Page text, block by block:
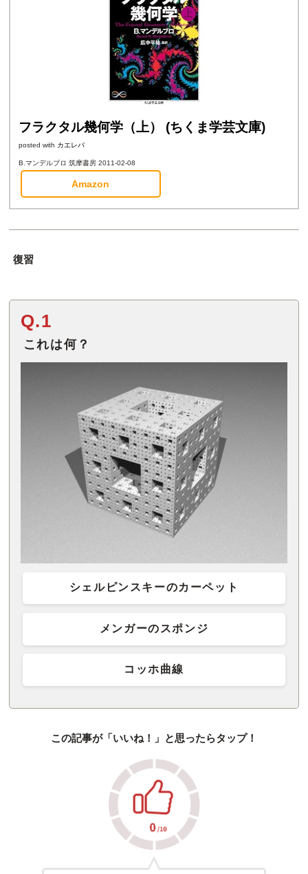
フラクタル幾何学（上） (ちくま学芸文庫)
posted with カエレバ
B.マンデルブロ 筑摩書房 2011-02-08
Amazon
復習
Q.1
これは何？
シェルピンスキーのカーペット
メンガーのスポンジ
コッホ曲線
この記事が「いいね！」と思ったらタップ！